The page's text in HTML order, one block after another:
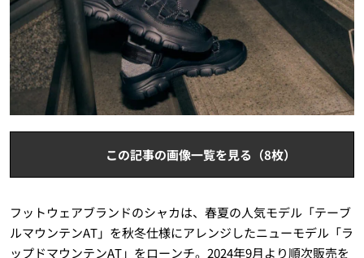
この記事の画像一覧を見る（8枚）
フットウェアブランドのシャカは、春夏の人気モデル「テーブ
ルマウンテンAT」を秋冬仕様にアレンジしたニューモデル「ラ
ップドマウンテンAT」をローンチ。2024年9月より順次販売を